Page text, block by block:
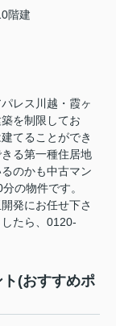
階建
レス川越・霞ヶ
を制限してお
てることができ
る第一種住居地
のかも中古マン
の物件です。
発にお任せ下さ
たら、0120-
(おすすめポ